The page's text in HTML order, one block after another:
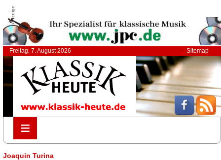
Anzeige
Freitag, 7. August 2026 Sitemap
≡
≡
Joaquin Turina